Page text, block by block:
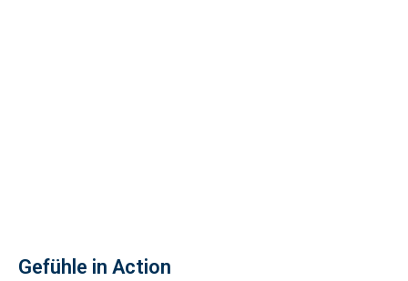
Gefühle in Action